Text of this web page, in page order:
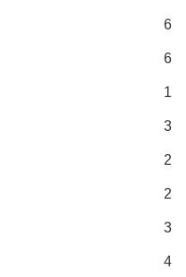
6
6
1
3
2
2
3
4